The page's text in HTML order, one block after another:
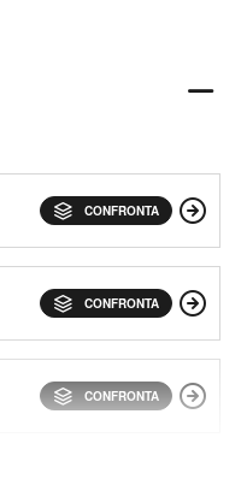
CONFRONTA
CONFRONTA
CONFRONTA